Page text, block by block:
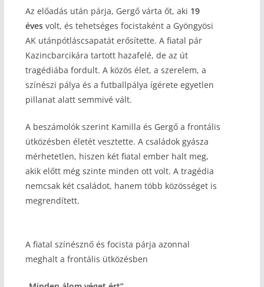
Az előadás után párja, Gergő várta őt, aki 19
évesvolt, és tehetséges focistaként a Gyöngyösi
AK utánpótláscsapatát erősítette. A fiatal pár
Kazincbarcikára tartott hazafelé, de az út
tragédiába fordult. A közös élet, a szerelem, a
színészi pálya és a futballpálya ígérete egyetlen
pillanat alatt semmivé vált.
A beszámolók szerint Kamilla és Gergő a frontális
ütközésben életét vesztette. A családok gyásza
mérhetetlen, hiszen két fiatal ember halt meg,
akik előtt még szinte minden ott volt. A tragédia
nemcsak két családot, hanem több közösséget is
megrendített.
A fiatal színésznő és focista párja azonnal
meghalt a frontális ütközésben